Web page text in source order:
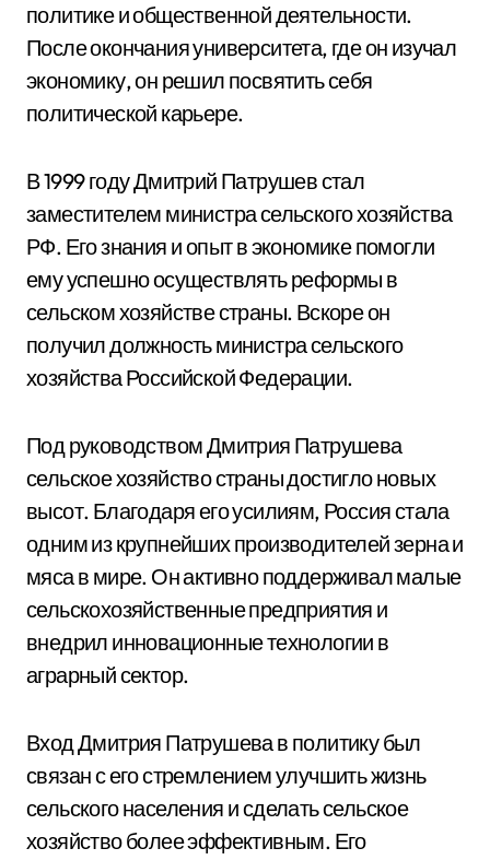
политике и общественной деятельности.
После окончания университета, где он изучал
экономику, он решил посвятить себя
политической карьере.
В 1999 году Дмитрий Патрушев стал
заместителем министра сельского хозяйства
РФ. Его знания и опыт в экономике помогли
ему успешно осуществлять реформы в
сельском хозяйстве страны. Вскоре он
получил должность министра сельского
хозяйства Российской Федерации.
Под руководством Дмитрия Патрушева
сельское хозяйство страны достигло новых
высот. Благодаря его усилиям, Россия стала
одним из крупнейших производителей зерна и
мяса в мире. Он активно поддерживал малые
сельскохозяйственные предприятия и
внедрил инновационные технологии в
аграрный сектор.
Вход Дмитрия Патрушева в политику был
связан с его стремлением улучшить жизнь
сельского населения и сделать сельское
хозяйство более эффективным. Его